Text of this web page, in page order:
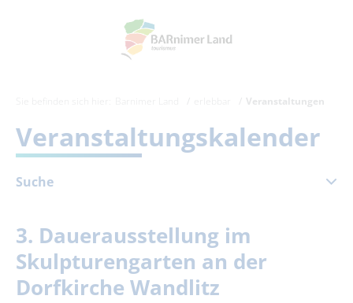
Veranstaltungen
Veranstaltungskalender
Suche
Februar 2027
Mo Di Mi Do Fr
1 2 3 4 5
8
9 10 11 12
3. Dauerausstellung im
Skulpturengarten an der
Dorfkirche Wandlitz